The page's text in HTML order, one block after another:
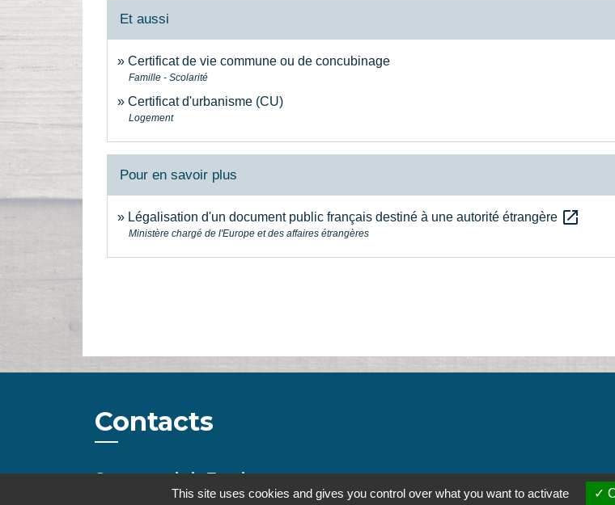
Et aussi
Certificat de vie commune ou de concubinage
Famille - Scolarité
Certificat d'urbanisme (CU)
Logement
Pour en savoir plus
Légalisation d'un document public français destiné à une autorité étrangère open_in_new
Ministère chargé de l'Europe et des affaires étrangères
Contacts
Commune de la Touche
67, route de PortesThis site uses cookies and gives you control over what you want to activate